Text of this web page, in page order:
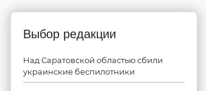
Выбор редакции
Над Саратовской областью сбили
украинские беспилотники